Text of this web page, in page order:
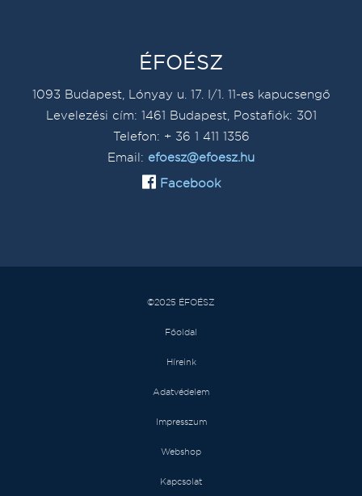
ÉFOÉSZ
1093 Budapest, Lónyay u. 17. I/1. 11-es kapucsengő
Levelezési cím: 1461 Budapest, Postafiók: 301
Telefon: + 36 1 411 1356
Email: efoesz@efoesz.hu
Facebook
©2025 ÉFOÉSZ
Főoldal
Híreink
Adatvédelem
Impresszum
Webshop
Kapcsolat